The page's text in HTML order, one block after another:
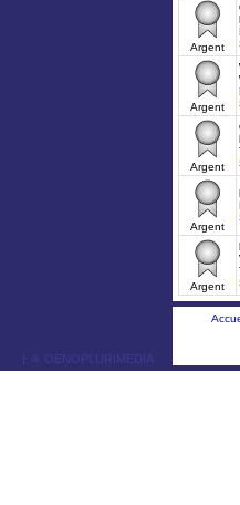
Argent
Argent
Argent
Argent
Argent
ￂﾮ OENOPLURIMEDIA